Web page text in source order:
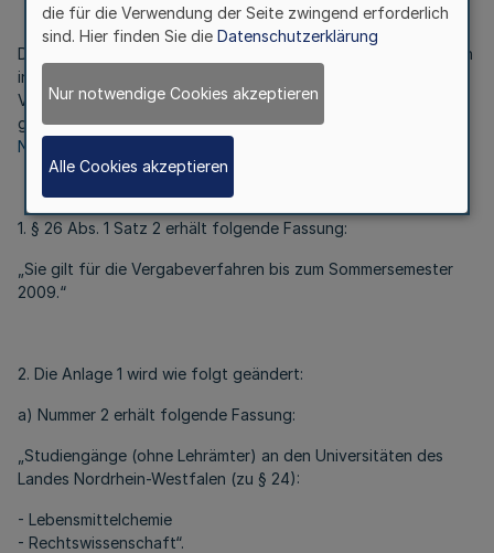
Die Verordnung über die zentrale Vergabe von Studienplätzen
in Nordrhein-Westfalen (Vergabeverordnung NRW -
VergabeVO NRW) vom 2. Mai 2006 (GV. NRW. S. 166
geändert durch Verordnung vom 12. Dezember 2006 (
NRW. 2007 S. 4
1. § 26 Abs. 1 Satz 2 erhält folgende Fassung:
„Sie gilt für die Vergabeverfahren bis zum Sommersemester
2009.“
2. Die Anlage 1 wird wie folgt geändert:
a) Nummer 2 erhält folgende Fassung:
„Studiengänge (ohne Lehrämter) an den Universitäten des
Landes Nordrhein-Westfalen (zu § 24):
- Lebensmittelchemie
- Rechtswissenschaft“.
die für die Verwendung der Seite zwingend erforderlich
sind. Hier finden Sie die Datenschutzerklärung
Nur notwendige Cookies akzeptieren
Alle Cookies akzeptieren